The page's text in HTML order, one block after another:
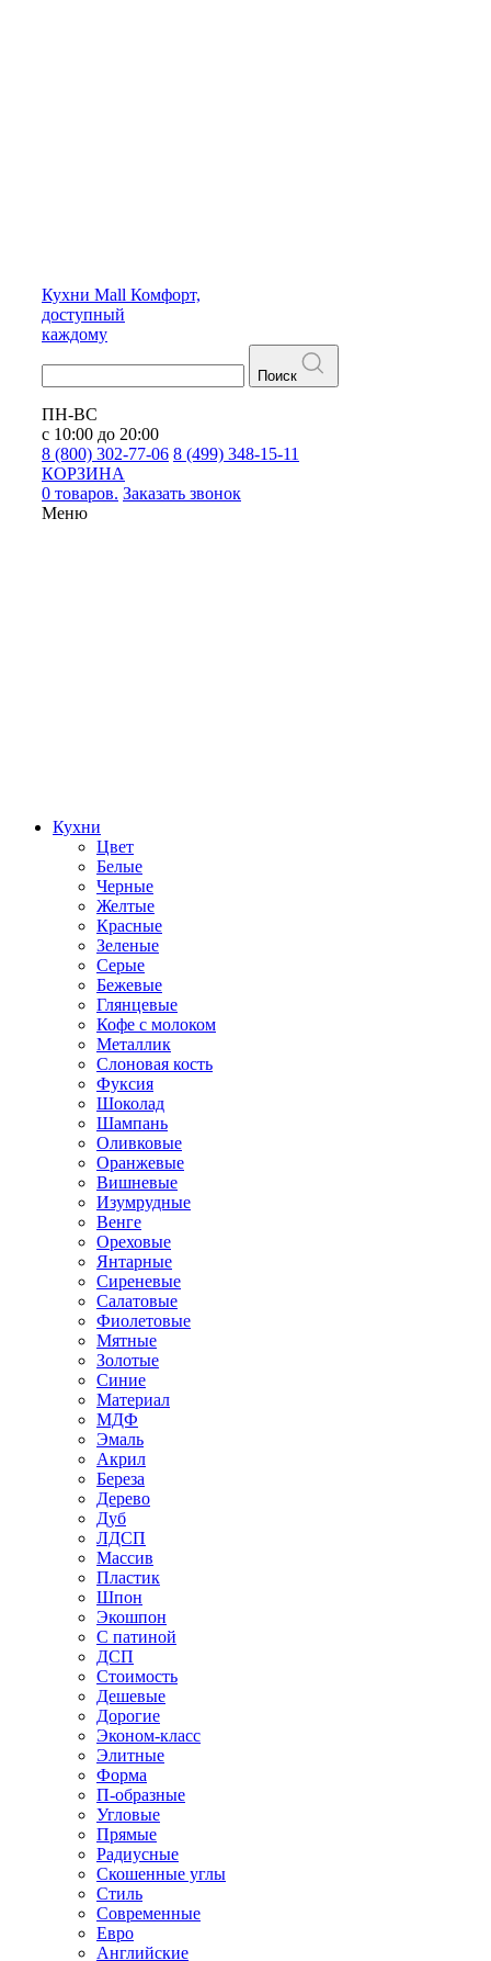
Кухни Mall Комфорт,
доступный
каждому
Поиск
ПН-ВС
с 10:00 до 20:00
8 (800) 302-77-06 8 (499) 348-15-11
КОРЗИНА
0 товаров. Заказать звонок
Меню
Кухни
Цвет
Белые
Черные
Желтые
Красные
Зеленые
Серые
Бежевые
Глянцевые
Кофе с молоком
Металлик
Слоновая кость
Фуксия
Шоколад
Шампань
Оливковые
Оранжевые
Вишневые
Изумрудные
Венге
Ореховые
Янтарные
Сиреневые
Салатовые
Фиолетовые
Мятные
Золотые
Синие
Материал
МДФ
Эмаль
Акрил
Береза
Дерево
Дуб
ЛДСП
Массив
Пластик
Шпон
Экошпон
С патиной
ДСП
Стоимость
Дешевые
Дорогие
Эконом-класс
Элитные
Форма
П-образные
Угловые
Прямые
Радиусные
Скошенные углы
Стиль
Современные
Евро
Английские